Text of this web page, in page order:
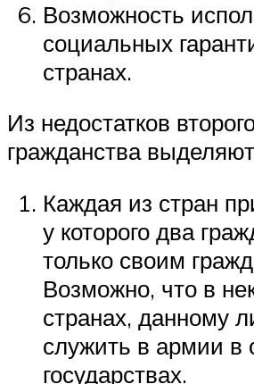
Возможность
социальных
странах.
Из недостатков
гражданства
Каждая из стран
у которого два
только своим
Возможно, что в
странах, данному
служить в армии в
государствах.